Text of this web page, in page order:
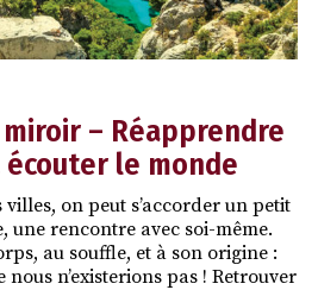
– Réapprendre
le monde
on peut s’accorder un petit
une rencontre avec soi-même.
au souffle, et à son origine :
n’existerions pas ! Retrouver